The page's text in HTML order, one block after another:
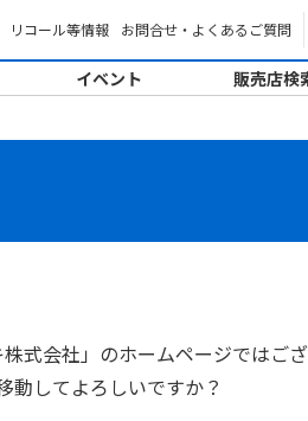
リコール等情報 お問合せ・よくあるご質問
イベント 販売店検
式会社」のホームページではござ
動してよろしいですか？